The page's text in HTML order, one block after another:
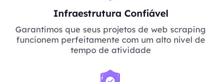
Infraestrutura Confiável
Garantimos que seus projetos de web scraping
funcionem perfeitamente com um alto nível de
tempo de atividade